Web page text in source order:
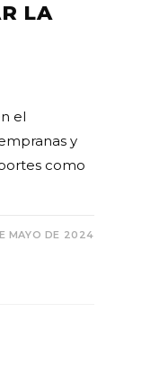
LA
el
y
como
MAYO DE 2024